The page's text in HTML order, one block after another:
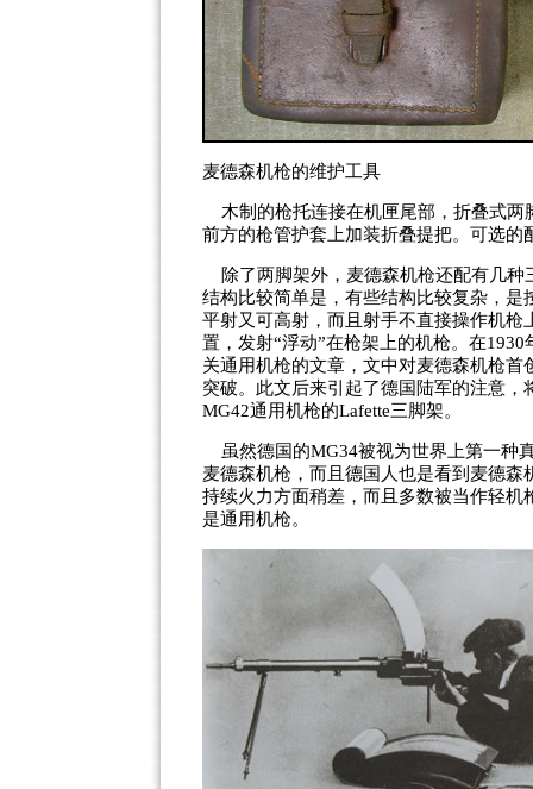
麦德森机枪的维护工具
木制的枪托连接在机匣尾部，折叠式两
前方的枪管护套上加装折叠提把。可选
除了两脚架外， 麦德森机枪还配有几种
结构比较简单是，有些结构比较复杂，是
平射又可高射，而且射手不直接操作机
置，发射“浮动”在枪架上的机枪。在
关通用机枪的文章，文中对麦德森机枪
突破。此文后来引起了德国陆军的注意
MG42通用机枪的Lafette三脚架。
虽然德国的MG34被视为世界上第一种
麦德森机枪，而且德国人也是看到麦德
持续火力方面稍差，而且多数被当作轻
是通用机枪。